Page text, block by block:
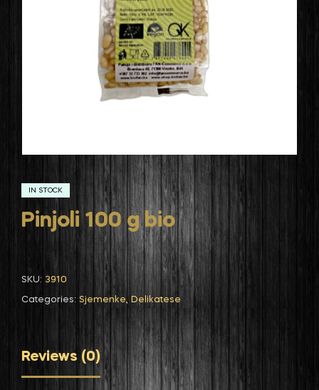
IN STOCK
Pinjoli 100 g bio
SKU: 3910
Categories: Sjemenke, Delikatese
Reviews (0)